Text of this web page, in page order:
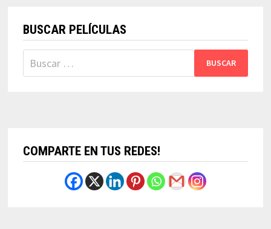
BUSCAR PELÍCULAS
Buscar:
COMPARTE EN TUS REDES!